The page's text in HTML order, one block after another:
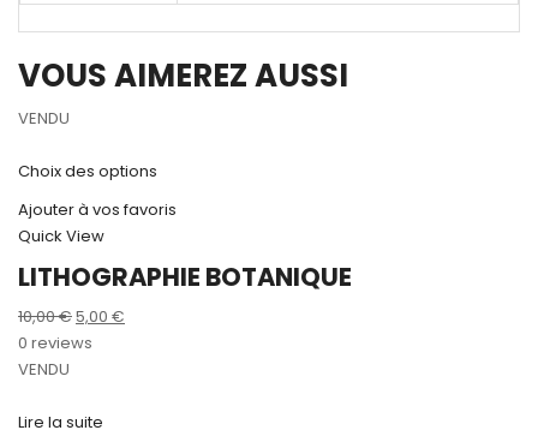
VOUS AIMEREZ AUSSI
VENDU
Choix des options
Ajouter à vos favoris
Quick View
LITHOGRAPHIE BOTANIQUE
10,00€Le
prix
10,00 €.
5,00 €
0 reviews
VENDU
Lire la suite